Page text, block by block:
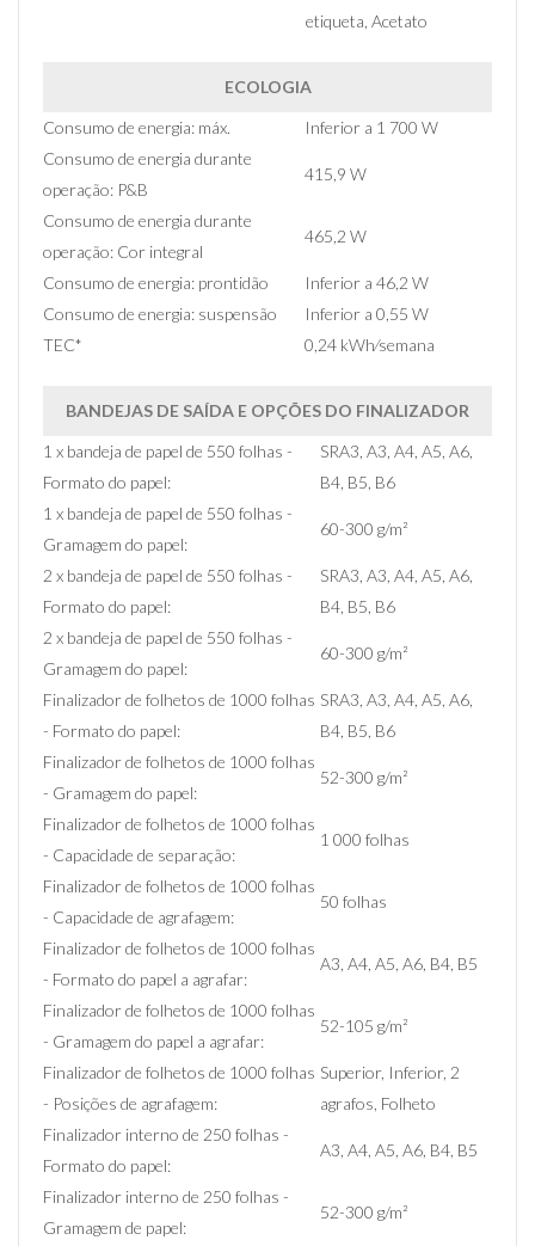
etiqueta, Acetato
ECOLOGIA
Consumo de energia: máx.
Inferior a 1 700 W
Consumo de energia durante
operação: P&B
415,9 W
Consumo de energia durante
operação: Cor integral
465,2 W
Consumo de energia: prontidão
Inferior a 46,2 W
Consumo de energia: suspensão
Inferior a 0,55 W
TEC*
0,24 kWh⁄semana
BANDEJAS DE SAÍDA E OPÇÕES DO FINALIZADOR
1 x bandeja de papel de 550 folhas -
Formato do papel:
SRA3, A3, A4, A5, A6,
B4, B5, B6
1 x bandeja de papel de 550 folhas -
Gramagem do papel:
60-300 g/m²
2 x bandeja de papel de 550 folhas -
Formato do papel:
SRA3, A3, A4, A5, A6,
B4, B5, B6
2 x bandeja de papel de 550 folhas -
Gramagem do papel:
60-300 g/m²
Finalizador de folhetos de 1000 folhas
- Formato do papel:
SRA3, A3, A4, A5, A6,
B4, B5, B6
Finalizador de folhetos de 1000 folhas
- Gramagem do papel:
52-300 g/m²
Finalizador de folhetos de 1000 folhas
- Capacidade de separação:
1 000 folhas
Finalizador de folhetos de 1000 folhas
- Capacidade de agrafagem:
50 folhas
Finalizador de folhetos de 1000 folhas
- Formato do papel a agrafar:
A3, A4, A5, A6, B4, B5
Finalizador de folhetos de 1000 folhas
- Gramagem do papel a agrafar:
52-105 g/m²
Finalizador de folhetos de 1000 folhas
- Posições de agrafagem:
Superior, Inferior, 2
agrafos, Folheto
Finalizador interno de 250 folhas -
Formato do papel:
A3, A4, A5, A6, B4, B5
Finalizador interno de 250 folhas -
Gramagem de papel:
52-300 g/m²